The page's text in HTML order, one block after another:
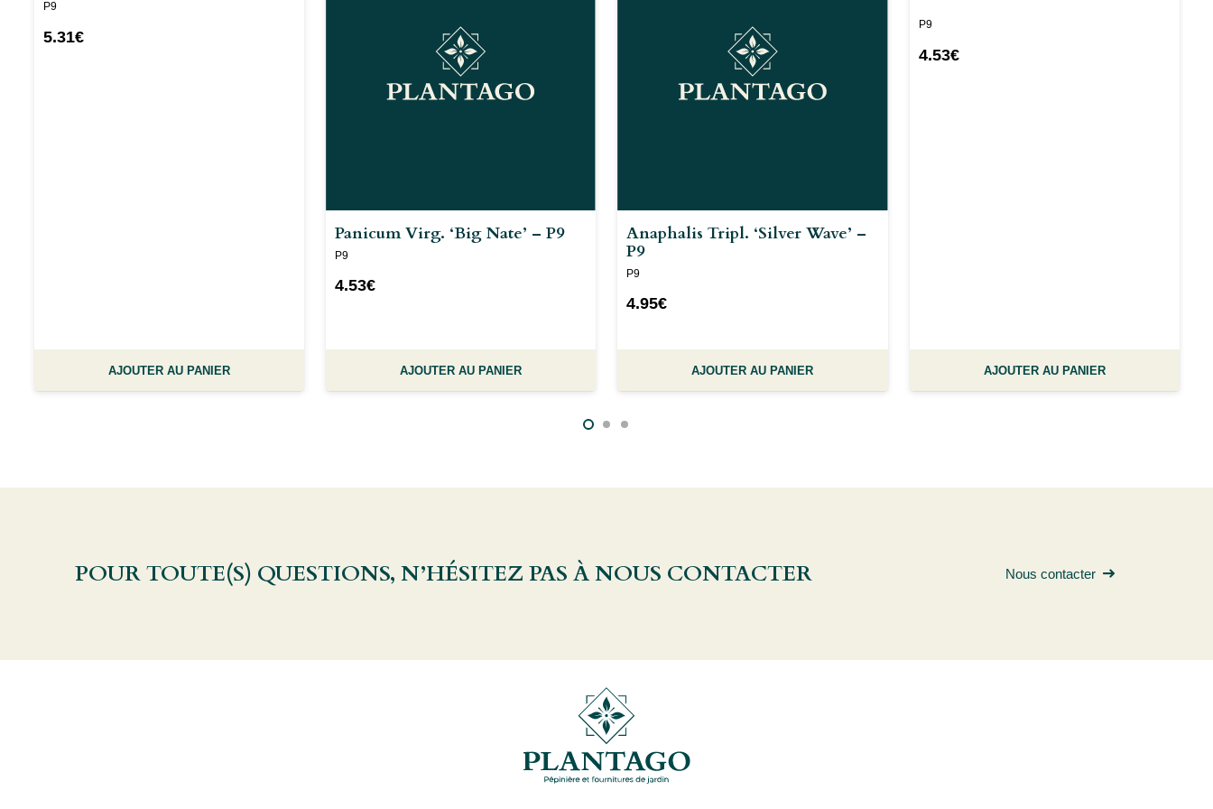
P9
5.31€
AJOUTER AU PANIER
Panicum Virg. ‘Big Nate’ – P9
P9
4.53€
AJOUTER AU PANIER
Anaphalis Tripl. ‘Silver Wave’ –
P9
P9
4.95€
AJOUTER AU PANIER
P9
4.53€
AJOUTER AU PANIER
POUR TOUTE(S) QUESTIONS, N’HÉSITEZ PAS À NOUS CONTACTER Nous contacter